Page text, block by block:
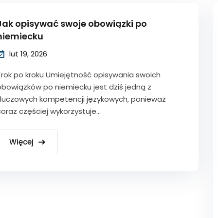
opisywać swoje obowiązki po
lut 19, 2026
po kroku Umiejętność opisywania swoich
po niemiecku jest dziś jedną z
kompetencji językowych, ponieważ
częściej wykorzystuje...
Więcej